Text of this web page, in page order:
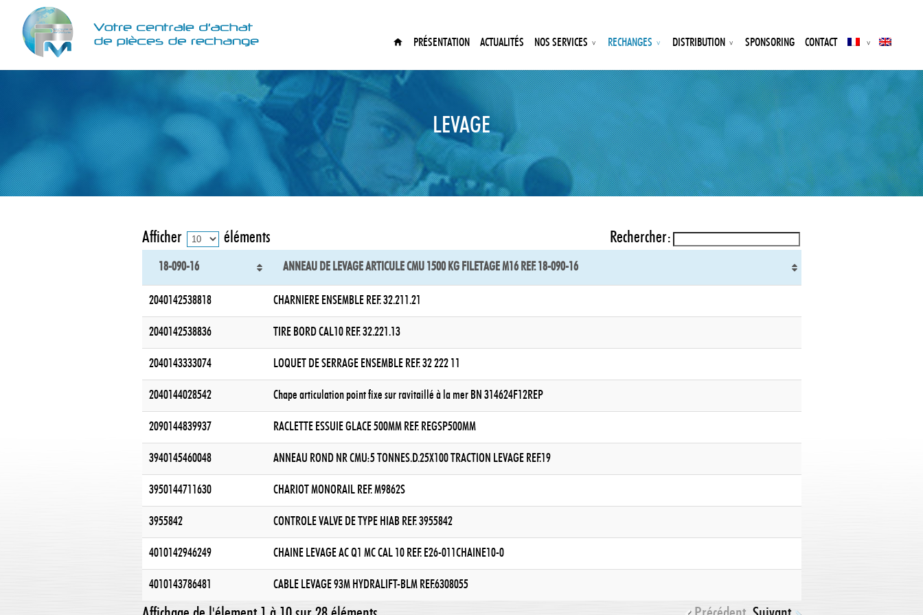
PRÉSENTATION ACTUALITÉS NOS SERVICES RECHANGES DISTRIBUTION SPONSORING CONTACT
LEVAGE
Afficher éléments Rechercher:
18-090-16 ANNEAU DE LEVAGE ARTICULE CMU 1500 KG FILETAGE M16 REF. 18-090-16
2040142538818 CHARNIERE ENSEMBLE REF. 32.211.21
2040142538836 TIRE BORD CAL10 REF. 32.221.13
2040143333074 LOQUET DE SERRAGE ENSEMBLE REF. 32 222 11
2040144028542 Chape articulation point fixe sur ravitaillé à la mer BN 314624F12REP
2090144839937 RACLETTE ESSUIE GLACE 500MM REF. REGSP500MM
3940145460048 ANNEAU ROND NR CMU:5 TONNES.D.25X100 TRACTION LEVAGE REF.19
3950144711630 CHARIOT MONORAIL REF. M9862S
3955842 CONTROLE VALVE DE TYPE HIAB REF. 3955842
4010142946249 CHAINE LEVAGE AC Q1 MC CAL 10 REF. E26-011CHAINE10-0
4010143786481 CABLE LEVAGE 93M HYDRALIFT-BLM REF.6308055